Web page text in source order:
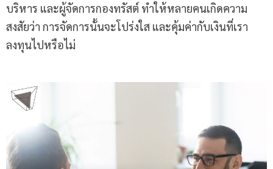
บริหาร และผู้จัดการกองทรัสต์ ทำให้หลายคนเกิดความ
สงสัยว่า การจัดการนั้นจะโปร่งใส และคุ้มค่ากับเงินที่เรา
ลงทุนไปหรือไม่